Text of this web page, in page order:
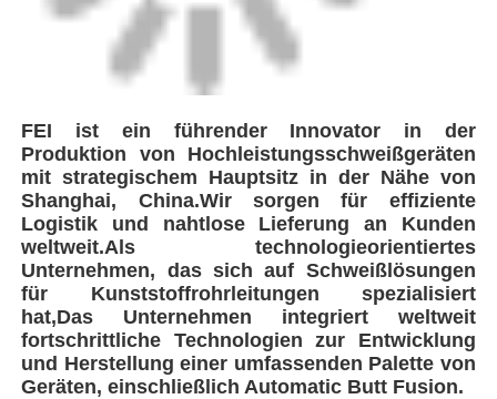
FEI ist ein führender Innovator in der
Produktion von Hochleistungsschweißgeräten
mit strategischem Hauptsitz in der Nähe von
Shanghai, China.Wir sorgen für effiziente
Logistik und nahtlose Lieferung an Kunden
weltweit.Als technologieorientiertes
Unternehmen, das sich auf Schweißlösungen
für Kunststoffrohrleitungen spezialisiert
hat,Das Unternehmen integriert weltweit
fortschrittliche Technologien zur Entwicklung
und Herstellung einer umfassenden Palette von
Geräten, einschließlich Automatic Butt Fusion.